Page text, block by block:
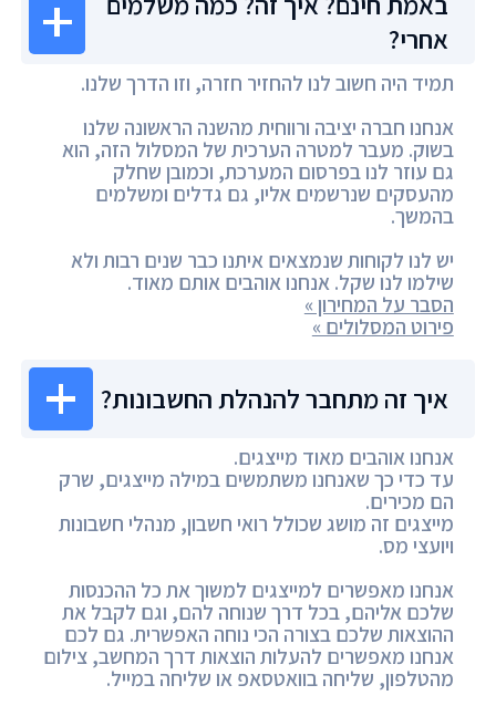
אחרי?
תמיד היה חשוב לנו להחזיר חזרה, וזו הדרך שלנו.
אנחנו חברה יציבה ורווחית מהשנה הראשונה שלנו
בשוק. מעבר למטרה הערכית של המסלול הזה, הוא
גם עוזר לנו בפרסום המערכת, וכמובן שחלק
מהעסקים שנרשמים אליו, גם גדלים ומשלמים
בהמשך.
יש לנו לקוחות שנמצאים איתנו כבר שנים רבות ולא
שילמו לנו שקל. אנחנו אוהבים אותם מאוד.
הסבר על המחירון »
פירוט המסלולים »
איך זה מתחבר להנהלת החשבונות?
אנחנו אוהבים מאוד מייצגים.
עד כדי כך שאנחנו משתמשים במילה מייצגים, שרק
הם מכירים.
מייצגים זה מושג שכולל רואי חשבון, מנהלי חשבונות
ויועצי מס.
אנחנו מאפשרים למייצגים למשוך את כל ההכנסות
שלכם אליהם, בכל דרך שנוחה להם, וגם לקבל את
ההוצאות שלכם בצורה הכי נוחה האפשרית. גם לכם
אנחנו מאפשרים להעלות הוצאות דרך המחשב, צילום
מהטלפון, שליחה בוואטסאפ או שליחה במייל.